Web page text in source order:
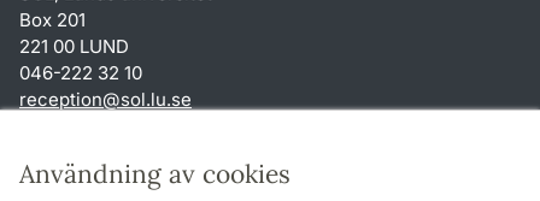
Användning av cookies
Box 201
221 00 LUND
046-222 32 10
reception@sol.lu.se
Genvägar
Om webbplatsen och cookies